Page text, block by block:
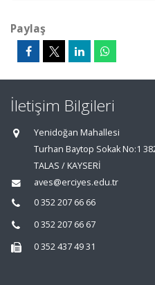
Paylaş
İletişim Bilgileri
Yenidoğan Mahallesi
Turhan Baytop Sokak No:1
TALAS / KAYSERİ
aves@erciyes.edu.tr
0 352 207 66 66
0 352 207 66 67
0 352 437 49 31